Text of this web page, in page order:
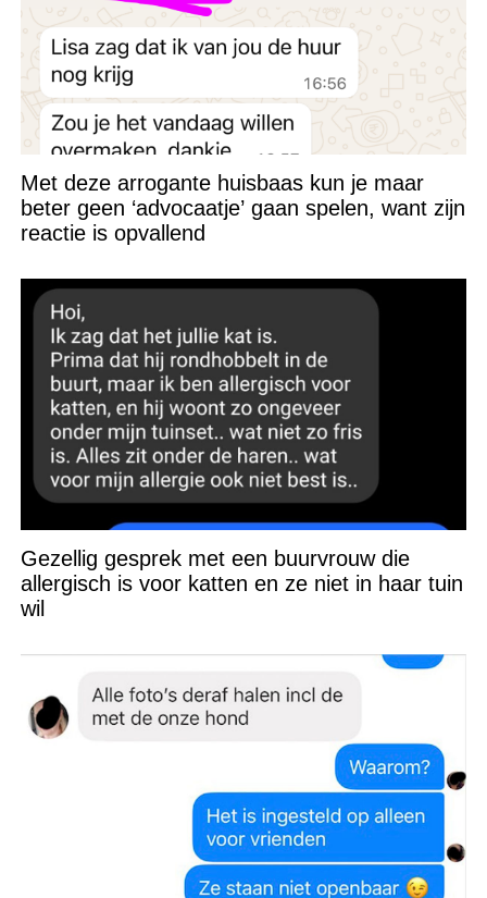
Met deze arrogante huisbaas kun je maar
beter geen ‘advocaatje’ gaan spelen, want zijn
reactie is opvallend
Gezellig gesprek met een buurvrouw die
allergisch is voor katten en ze niet in haar tuin
wil